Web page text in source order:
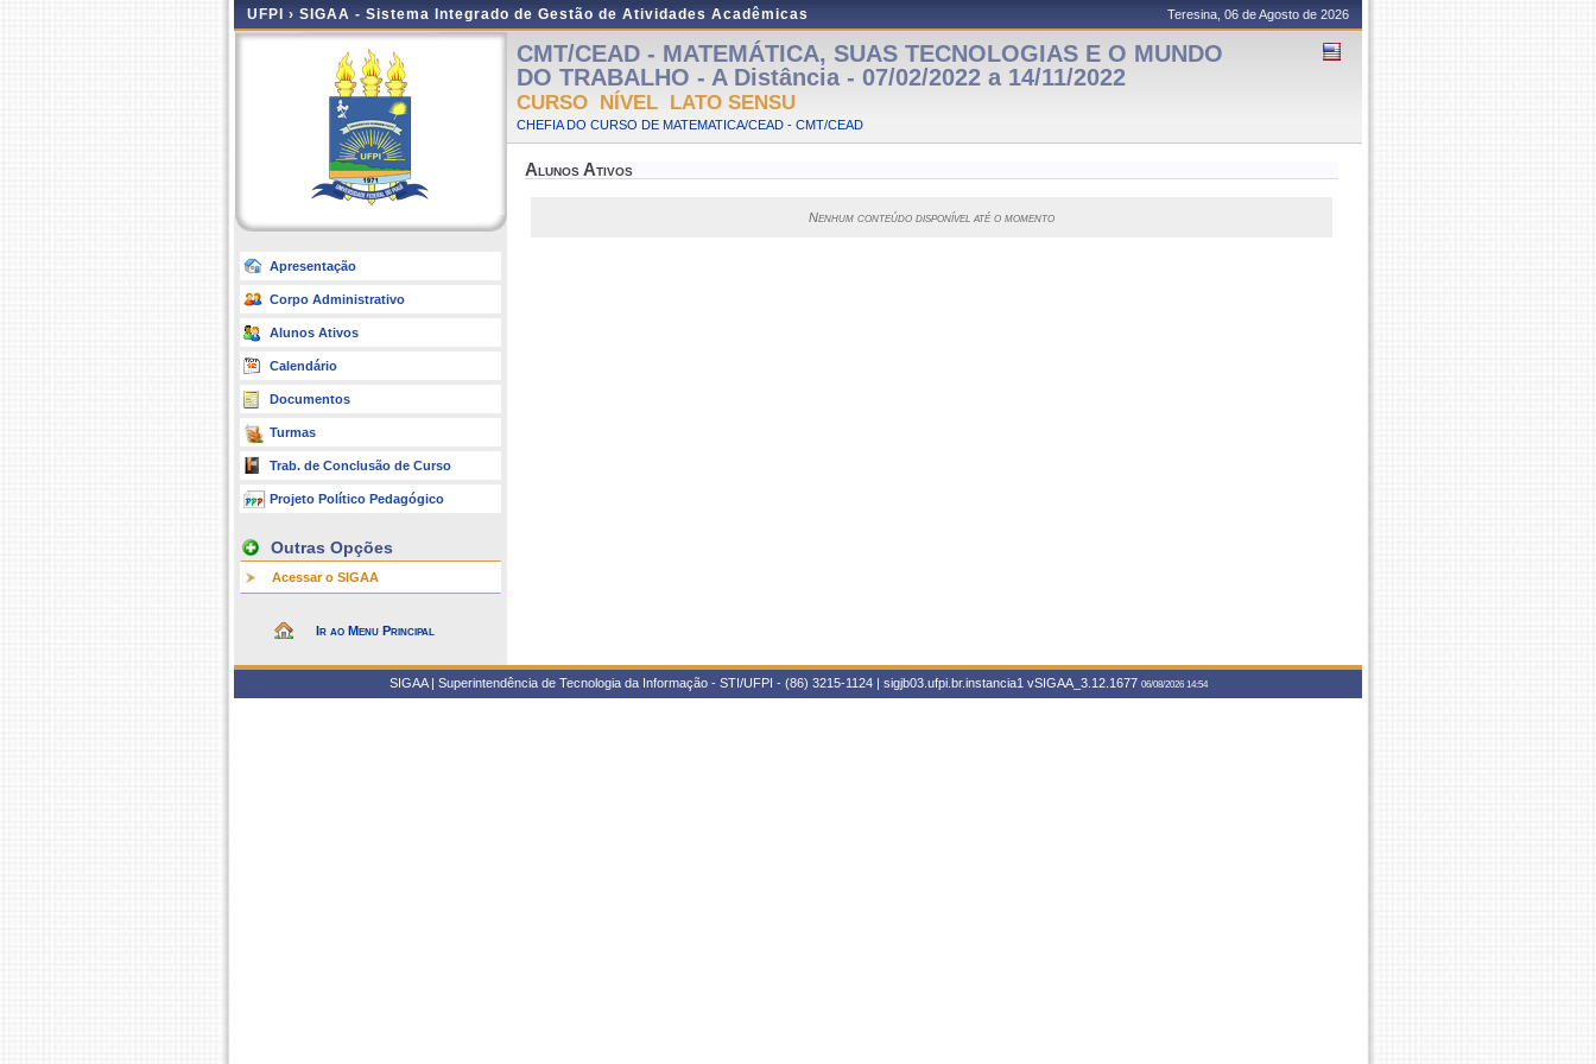
UFPI › SIGAA - Sistema Integrado de Gestão de Atividades Acadêmicas Teresina, 06 de Agosto de 2026
Apresentação
Corpo Administrativo
Alunos Ativos
Calendário
Documentos
Turmas
Trab. de Conclusão de Curso
Projeto Político Pedagógico
Outras Opções
Acessar o SIGAA
Ir ao Menu Principal
CMT/CEAD - MATEMÁTICA, SUAS TECNOLOGIAS E O MUNDO
DO TRABALHO - A Distância - 07/02/2022 a 14/11/2022
CURSO NÍVEL LATO SENSU
CHEFIA DO CURSO DE MATEMATICA/CEAD - CMT/CEAD
Alunos Ativos
Nenhum conteúdo disponível até o momento
SIGAA | Superintendência de Tecnologia da Informação - STI/UFPI - (86) 3215-1124 | sigjb03.ufpi.br.instancia1 vSIGAA_3.12.1677 06/08/2026 14:54